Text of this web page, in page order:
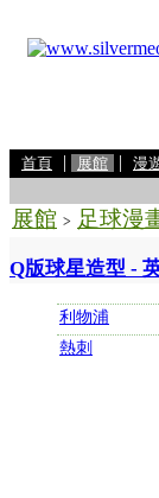
首頁 | 展館 | 漫
展館 > 足球漫
Q版球星造型 -
利物浦
熱刺